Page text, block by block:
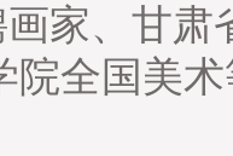
家、甘
院全国美